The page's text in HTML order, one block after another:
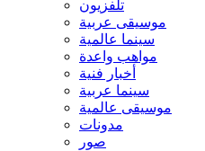
تلفزيون
موسيقى عربية
سينما عالمية
مواهب واعدة
أخبار فنية
سينما عربية
موسيقى عالمية
مدونات
صور